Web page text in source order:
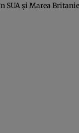
SUA şi Marea